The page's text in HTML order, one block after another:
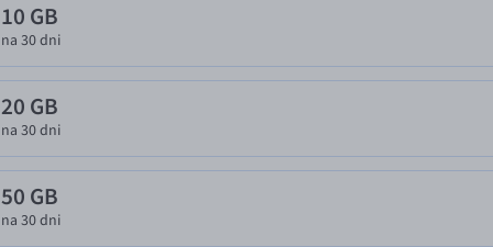
10 GB
na 30 dni
20 GB
na 30 dni
50 GB
na 30 dni